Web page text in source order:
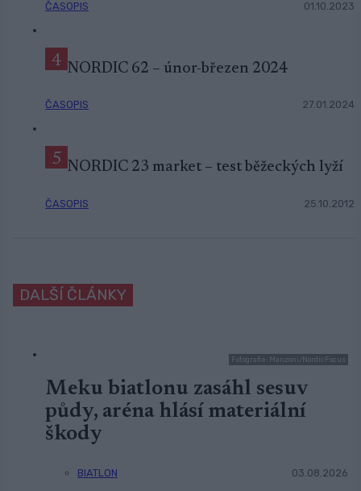
ČASOPIS 01.10.2023
4 NORDIC 62 – únor-březen 2024
ČASOPIS 27.01.2024
5 NORDIC 23 market – test běžeckých lyží
ČASOPIS 25.10.2012
DALŠÍ ČLÁNKY
Fotografie: Manzoni/NordicFocus
Meku biatlonu zasáhl sesuv
půdy, aréna hlásí materiální
škody
BIATLON 03.08.2026